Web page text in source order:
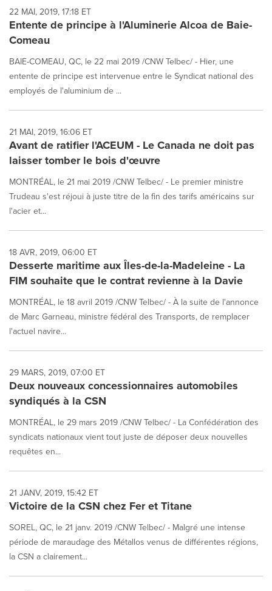
22 MAI, 2019, 17:18 ET
Entente de principe à l'Aluminerie Alcoa de Baie-
Comeau
BAIE-COMEAU, QC, le 22 mai 2019 /CNW Telbec/ - Hier, une
entente de principe est intervenue entre le Syndicat national des
employés de l'aluminium de ...
21 MAI, 2019, 16:06 ET
Avant de ratifier l'ACEUM - Le Canada ne doit pas
laisser tomber le bois d'œuvre
MONTRÉAL, le 21 mai 2019 /CNW Telbec/ - Le premier ministre
Trudeau s'est réjoui à juste titre de la fin des tarifs américains sur
l'acier et...
18 AVR, 2019, 06:00 ET
Desserte maritime aux Îles-de-la-Madeleine - La
FIM souhaite que le contrat revienne à la Davie
MONTRÉAL, le 18 avril 2019 /CNW Telbec/ - À la suite de l'annonce
de Marc Garneau, ministre fédéral des Transports, de remplacer
l'actuel navire...
29 MARS, 2019, 07:00 ET
Deux nouveaux concessionnaires automobiles
syndiqués à la CSN
MONTRÉAL, le 29 mars 2019 /CNW Telbec/ - La Confédération des
syndicats nationaux vient tout juste de déposer deux nouvelles
requêtes en...
21 JANV, 2019, 15:42 ET
Victoire de la CSN chez Fer et Titane
SOREL, QC, le 21 janv. 2019 /CNW Telbec/ - Malgré une intense
période de maraudage des Métallos venus de différentes régions,
la CSN a clairement...